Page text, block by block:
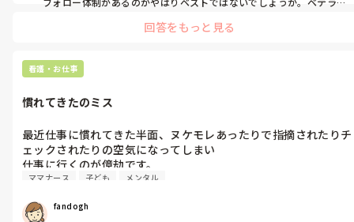
新しい環境に慣れるのって本当に大変ですよね。応援しています。
回答をもっと見る
看護・お仕事
慣れてきたのミス
最近仕事に慣れてきた半面、ヌケモレあったりで指摘されたりチ
ェックされたりの空気になってしまい
仕事に行くのが億劫です。
完璧になんて出来ない、と言い訳したくなりますが
ママナース 子ども メンタル
fandogh